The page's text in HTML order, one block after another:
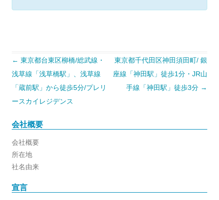
稿
ナ
ビ
ゲ
シ
← 東京都台東区柳橋/総武線・
浅草線「浅草橋駅」、浅草線
「蔵前駅」から徒歩5分/プレリ
ースカイレジデンス
東京都千代田区神田須田町/ 銀
座線「神田駅」徒歩1分・JR山
手線「神田駅」徒歩3分 →
会社概要
会社概要
所在地
社名由来
宣言